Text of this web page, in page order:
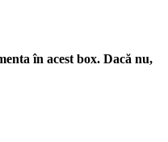
în acest box. Dacă nu,